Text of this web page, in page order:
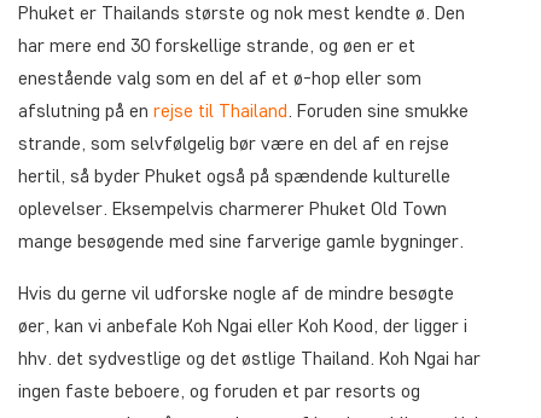
Phuket er Thailands største og nok mest kendte ø. Den
har mere end 30 forskellige strande, og øen er et
enestående valg som en del af et ø-hop eller som
afslutning på en rejse til Thailand. Foruden sine smukke
strande, som selvfølgelig bør være en del af en rejse
hertil, så byder Phuket også på spændende kulturelle
oplevelser. Eksempelvis charmerer Phuket Old Town
mange besøgende med sine farverige gamle bygninger.
Hvis du gerne vil udforske nogle af de mindre besøgte
øer, kan vi anbefale Koh Ngai eller Koh Kood, der ligger i
hhv. det sydvestlige og det østlige Thailand. Koh Ngai har
ingen faste beboere, og foruden et par resorts og